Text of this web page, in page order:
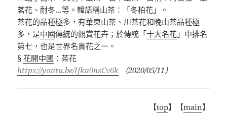
茗花、耐冬…等。韓語稱山茶：「冬柏花」。
茶花的品種極多，有華東山茶、川茶花和晚山茶品種極
多，是中國傳統的觀賞花卉；於傳統「十大名花 」中排名
第七，也是世界名貴花之一。
§花開中國 ：茶花
https://youtu.be/IJka0nsCv6k
（2020/05/11）
【top】【main】